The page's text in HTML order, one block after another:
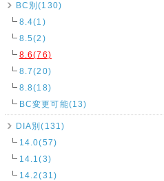
BC別(130)
8.4(1)
8.5(2)
8.6(76)
8.7(20)
8.8(18)
BC変更可能(13)
DIA別(131)
14.0(57)
14.1(3)
14.2(31)